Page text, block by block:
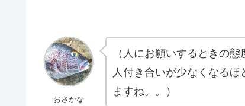
おさかな
（人にお願いするときの態
人付き合いが少なくなる
ますね。。）